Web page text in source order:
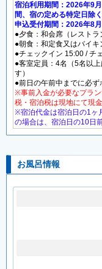
宿泊利用期間：2026年9
間、宿の定める特定日除く
申込受付期間：2026年8
●夕食：和会席（レストラ
●朝食：和定食又はバイキ
●チェックイン 15:00 / チ
●客室定員：4名（5名以
す）
●前日の午前中までに必ず
※事前入金が必要なプラ
税・宿泊税は現地にて現
※宿泊代金は宿泊日の1ヶ
の場合は、宿泊日の10日
お風呂情報